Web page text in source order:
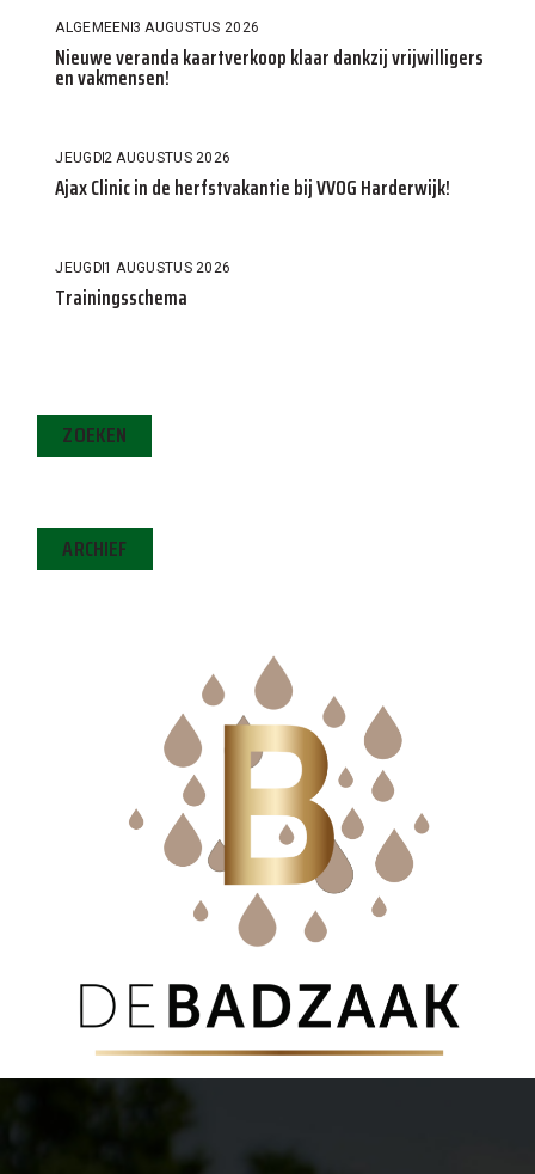
ALGEMEEN3 AUGUSTUS 2026
Nieuwe veranda kaartverkoop klaar dankzij vrijwilligers
en vakmensen!
JEUGD2 AUGUSTUS 2026
Ajax Clinic in de herfstvakantie bij VVOG Harderwijk!
JEUGD1 AUGUSTUS 2026
Trainingsschema
ZOEKEN
ARCHIEF